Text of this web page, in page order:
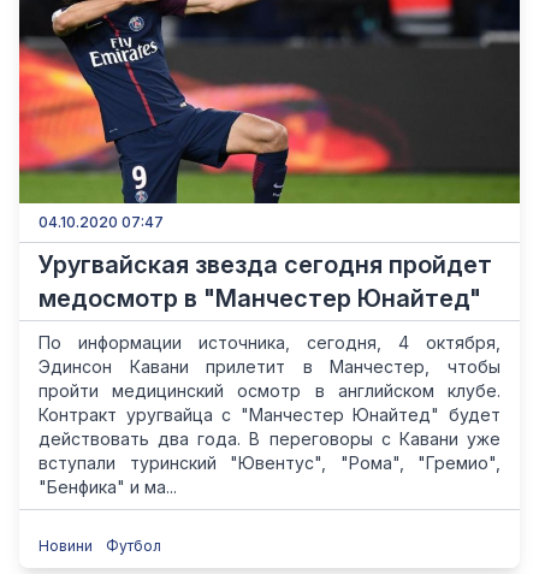
04.10.2020 07:47
Уругвайская звезда сегодня пройдет
медосмотр в "Манчестер Юнайтед"
По информации источника, сегодня, 4 октября,
Эдинсон Кавани прилетит в Манчестер, чтобы
пройти медицинский осмотр в английском клубе.
Контракт уругвайца с "Манчестер Юнайтед" будет
действовать два года. В переговоры с Кавани уже
вступали туринский "Ювентус", "Рома", "Гремио",
"Бенфика" и ма...
Новини Футбол